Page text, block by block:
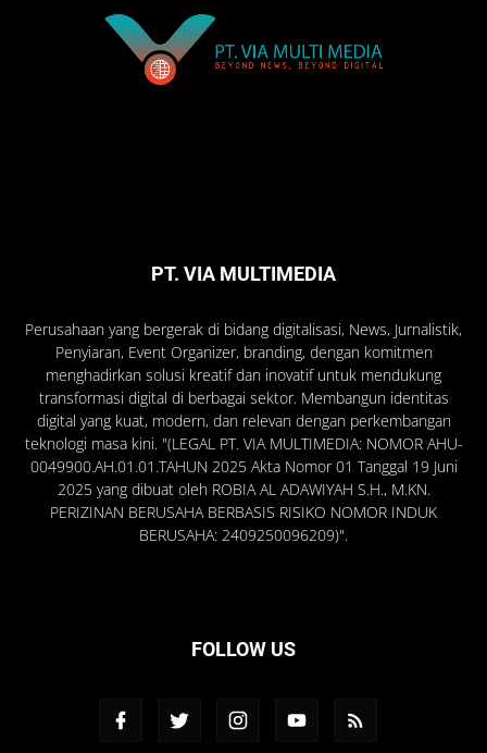
PT. VIA MULTIMEDIA
Perusahaan yang bergerak di bidang digitalisasi, News, Jurnalistik,
Penyiaran, Event Organizer, branding, dengan komitmen
menghadirkan solusi kreatif dan inovatif untuk mendukung
transformasi digital di berbagai sektor. Membangun identitas
digital yang kuat, modern, dan relevan dengan perkembangan
teknologi masa kini. "(LEGAL PT. VIA MULTIMEDIA: NOMOR AHU-
0049900.AH.01.01.TAHUN 2025 Akta Nomor 01 Tanggal 19 Juni
2025 yang dibuat oleh ROBIA AL ADAWIYAH S.H., M.KN.
PERIZINAN BERUSAHA BERBASIS RISIKO NOMOR INDUK
BERUSAHA: 2409250096209)".
FOLLOW US